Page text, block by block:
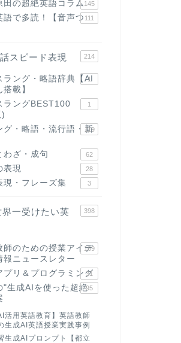
田の超絶英語コラム145
語で多読！【音声つ 111
スピード表現 214
ラング・略語辞典【AI
載】
1
ラングBEST100
1
グ・略語・流行語・新
119
わざ・成句 62
表現 28
現・フレーズ集 3
一受けたい英
398
師のための授業アイデ
報ニュースレター
169
プリ＆プログラミング
31
"生成AIを使った超絶95
活用英語教育】英語教師
生成AI英語授業実践事例
生成AIプロンプト【都立